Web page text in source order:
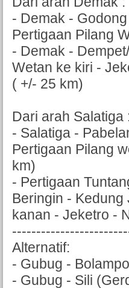
- Demak -
Pertigaan Pilang
- Demak -
Wetan ke kiri -
( +/- 25 km)
Dari arah Salatiga
- Salatiga -
Pertigaan Pilang
km)
- Pertigaan
Beringin -
kanan - Jeketro -
Alternatif:
- Gubug -
- Gubug - Sili